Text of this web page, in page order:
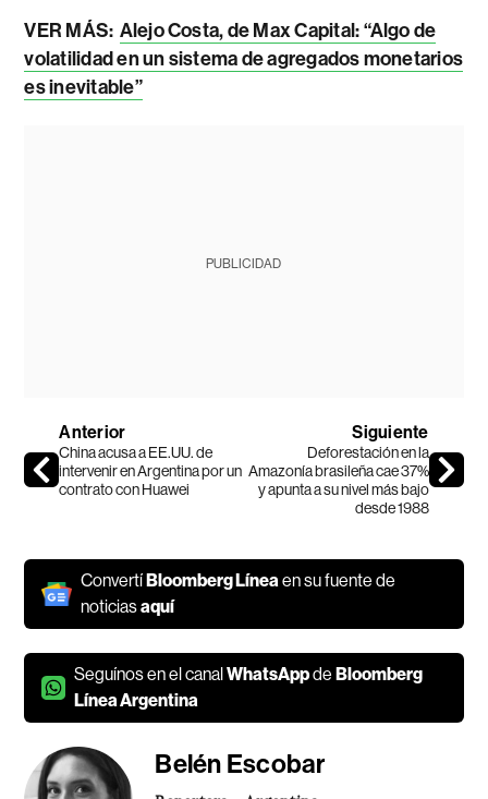
VER MÁS: Alejo Costa, de Max Capital: “Algo de
volatilidad en un sistema de agregados monetarios
es inevitable”
PUBLICIDAD
Anterior
China acusa a EE.UU. de
intervenir en Argentina por un
contrato con Huawei
Siguiente
Deforestación en la
Amazonía brasileña cae 37%
y apunta a su nivel más bajo
desde 1988
ConvertíBloomberg Líneaen su fuente de
noticiasaquí
Seguínos en el canalWhatsAppdeBloomberg
Línea Argentina
Belén Escobar